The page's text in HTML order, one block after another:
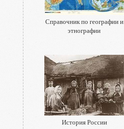
Справочник по географии и
этнографии
История России